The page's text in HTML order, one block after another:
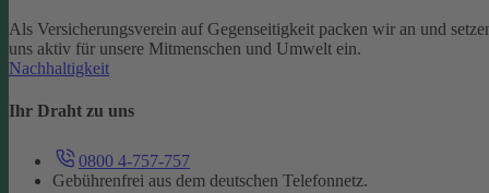
Als Versicherungsverein auf Gegenseitigkeit packen wir an und
uns aktiv für unsere Mitmenschen und Umwelt ein.
Nachhaltigkeit
Ihr Draht zu uns
0800 4-757-757
Gebührenfrei aus dem deutschen Telefonnetz.